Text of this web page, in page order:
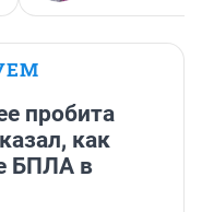
пробита
как
БПЛА в